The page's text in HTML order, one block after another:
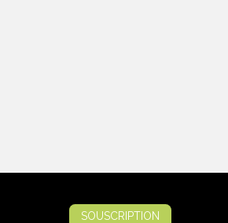
SOUSCRIPTION